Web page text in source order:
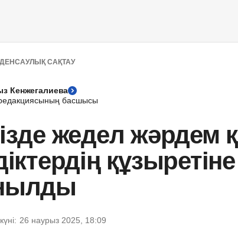
ДЕНСАУЛЫҚ САҚТАУ
Кенжегалиева
басшысы
жедел жәрдем
26 наурыз 2025, 18:09